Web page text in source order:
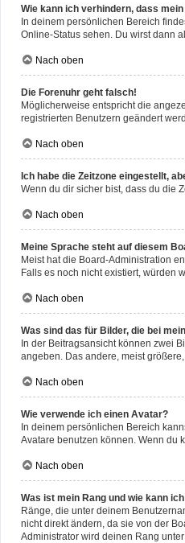
Wie kann ich verhindern, dass
In deinem persönlichen Bereich
Online-Status sehen. Du wirst dann
Nach oben
Die Forenuhr geht falsch!
Möglicherweise entspricht die
registrierten Benutzern geändert
Nach oben
Ich habe die Zeitzone eingestellt,
Wenn du dir sicher bist, dass du die
Nach oben
Meine Sprache steht auf diesem
Meist hat die Board-Administration
Falls es noch nicht existiert, würden
Nach oben
Was sind das für Bilder, die bei
In der Beitragsansicht können zwei
angeben. Das andere, meist
Nach oben
Wie verwende ich einen Avatar?
In deinem persönlichen Bereich
Avatare benutzen können. Wenn du
Nach oben
Was ist mein Rang und wie kann
Ränge, die unter deinem
nicht direkt ändern, da sie von der
Administrator wird deinen Rang